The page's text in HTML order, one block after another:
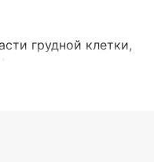
грудной клетки,